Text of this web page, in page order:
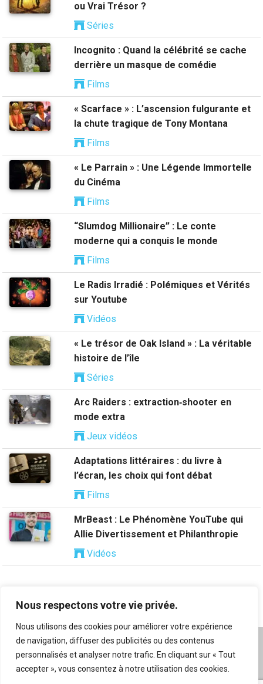
Nous respectons votre vie privée.
Nous utilisons des cookies pour améliorer votre expérience
de navigation, diffuser des publicités ou des contenus
personnalisés et analyser notre trafic. En cliquant sur « Tout
accepter », vous consentez à notre utilisation des cookies.
ou Vrai Trésor ?
Séries
Incognito : Quand la célébrité se cache
derrière un masque de comédie
Films
« Scarface » : L’ascension fulgurante et
la chute tragique de Tony Montana
Films
« Le Parrain » : Une Légende Immortelle
du Cinéma
Films
“Slumdog Millionaire” : Le conte
moderne qui a conquis le monde
Films
Le Radis Irradié : Polémiques et Vérités
sur Youtube
Vidéos
« Le trésor de Oak Island » : La véritable
histoire de l’île
Séries
Arc Raiders : extraction‑shooter en
mode extra
Jeux vidéos
Adaptations littéraires : du livre à
l’écran, les choix qui font débat
Films
MrBeast : Le Phénomène YouTube qui
Allie Divertissement et Philanthropie
Vidéos
A propos|Mentions légales|Conditions générales
d’utilisation|Flux RSS| Nos auteurs|Archives|
Suggestion de contenu